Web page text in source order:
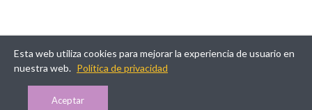
@ Samarkanda Cáceres
Esta web utiliza cookies para mejorar la experiencia de usuario en
nuestra web. Política de privacidad
Aceptar